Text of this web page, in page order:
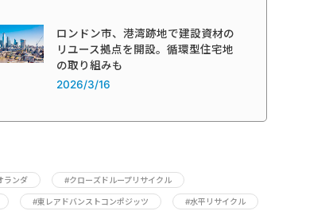
ロンドン市、港湾跡地で建設資材の
リユース拠点を開設。循環型住宅地
の取り組みも
2026/3/16
ランダ #クローズドループリサイクル
#東レアドバンストコンポジッツ #水平リサイクル